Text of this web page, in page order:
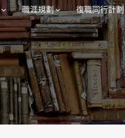
職涯規劃 復職同行計劃